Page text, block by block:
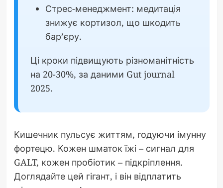
Стрес-менеджмент: медитація
знижує кортизол, що шкодить
бар’єру.
Ці кроки підвищують різноманітність
на 20-30%, за даними Gut journal
2025.
Кишечник пульсує життям, годуючи імунну
фортецю. Кожен шматок їжі – сигнал для
GALT, кожен пробіотик – підкріплення.
Доглядайте цей гігант, і він відплатить